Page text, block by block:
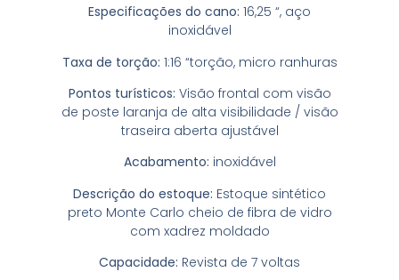
Especificações do cano: 16,25 “, aço
inoxidável
Taxa de torção: 1:16 “torção, micro ranhuras
Pontos turísticos: Visão frontal com visão
de poste laranja de alta visibilidade / visão
traseira aberta ajustável
Acabamento: inoxidável
Descrição do estoque: Estoque sintético
preto Monte Carlo cheio de fibra de vidro
com xadrez moldado
Capacidade: Revista de 7 voltas